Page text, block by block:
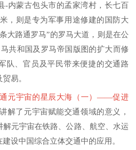
-内蒙古包头市的孟家湾村，长七百
，则是专为军事用途修建的国防大
大路通罗马”的罗马大道，则是在公
共和国及罗马帝国版图的扩大而修
队、官员及平民带来便捷的交通路
易。
通元宇宙的星辰大海（一）——促进
解了元宇宙赋能交通领域的意义，
元宇宙在铁路、公路、航空、水运
设中国综合立体交通中的应用。